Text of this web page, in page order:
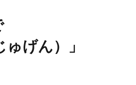
げん）」